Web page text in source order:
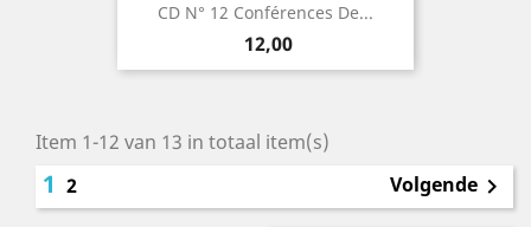
CD N° 12 Conférences De...
Prijs
12,00
Item 1-12 van 13 in totaal item(s)
1 2 Volgende 